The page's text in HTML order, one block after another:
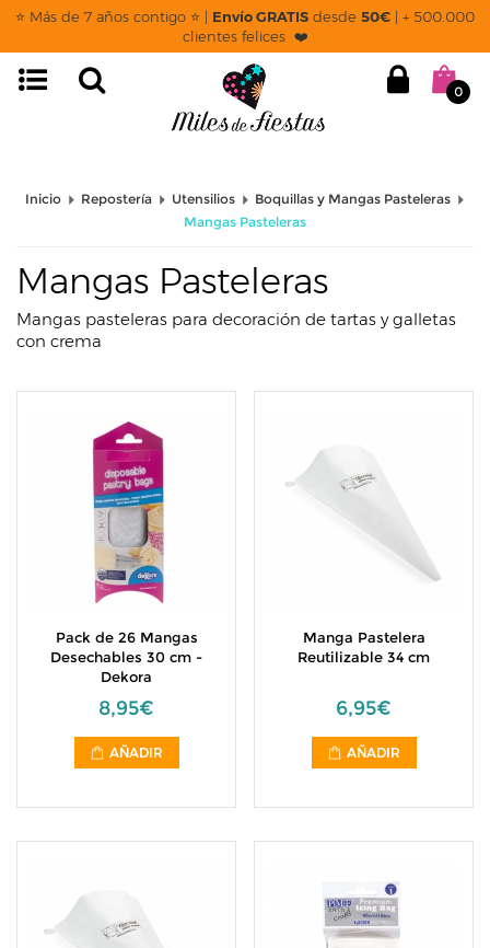
⭐ Más de 7 años contigo ⭐ | Envío GRATIS desde 50€ | + 500.000
clientes felices ❤️
0
page: listado
Inicio Repostería Utensilios
Boquillas y Mangas Pasteleras
Mangas Pasteleras
Mangas Pasteleras
Mangas pasteleras para decoración de tartas y galletas
con crema
Pack de 26 Mangas
Desechables 30 cm -
Dekora
8,95€
AÑADIR
Manga Pastelera
Reutilizable 34 cm
6,95€
AÑADIR